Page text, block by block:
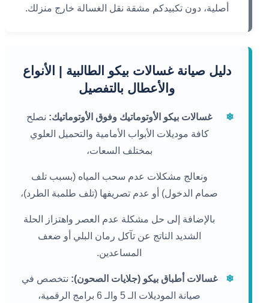
أصلية، دون تكبيدكم مشقة نقل الغسالة خارج منزلك.
دليل صيانة غسالات بيكو الطالبية | الأنواع
والأعطال بالتفصيل
❄ غسالات بيكو الأوتوماتيك وفوق الأوتوماتيك: نصلح
كافة موديلات الأبواب الأمامية والتحميل العلوي
بمختلف السعات،
ونعالج مشكلات عدم سحب المياه (بسبب تلف
صمام الدخول) أو عدم تصريفها (تلف طلمبة الطرد)،
بالإضافة إلى حل مشكلة عدم العصر واهتزاز الحلة
الشديد الناتج عن تآكل رمان البلي أو ضعف
المساعدين.
❄ غسالات أطباق بيكو (جلايات الصحون): نتخصص في
صيانة الموديلات الـ 5 والـ 6 برامج الرقمية،